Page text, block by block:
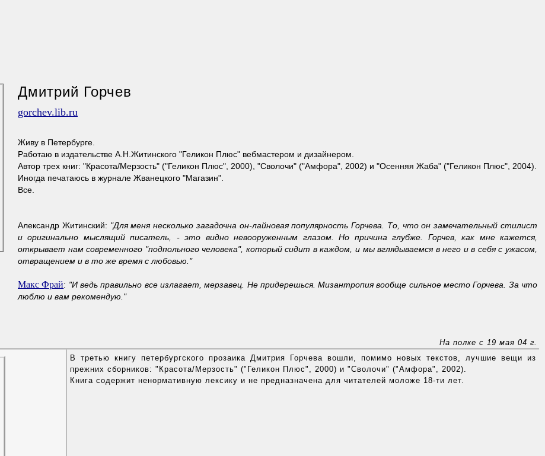
Дмитрий Горчев
gorchev.lib.ru
Живу в Петербурге.
Работаю в издательстве А.Н.Житинского "Геликон Плюс" вебмастером и дизайнером.
Автор трех книг: "Красота/Мерзость" ("Геликон Плюс", 2000), "Сволочи" ("Амфора", 2002) и "Осенняя Жаба" ("Геликон Плюс", 2004).
Иногда печатаюсь в журнале Жванецкого "Магазин".
Все.
Александр Житинский: "Для меня несколько загадочна он-лайновая популярность Горчева. То, что он замечательный стилист
и оригинально мыслящий писатель, - это видно невооруженным глазом. Но причина глубже. Горчев, как мне кажется,
открывает нам современного "подпольного человека", который сидит в каждом, и мы вглядываемся в него и в себя с ужасом,
отвращением и в то же время с любовью."
Макс Фрай: "И ведь правильно все излагает, мерзавец. Не придерешься. Мизантропия вообще сильное место Горчева. За что
люблю и вам рекомендую."
На полке с 19 мая 04 г.
В третью книгу петербургского прозаика Дмитрия Горчева вошли, помимо новых текстов, лучшие вещи из
прежних сборников: "Красота/Мерзость" ("Геликон Плюс", 2000) и "Сволочи" ("Амфора", 2002).
Книга содержит ненормативную лексику и не предназначена для читателей моложе 18-ти лет.